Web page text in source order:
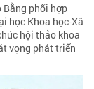
phối hợp
học Khoa học-Xã
hội thảo khoa
vọng phát triển